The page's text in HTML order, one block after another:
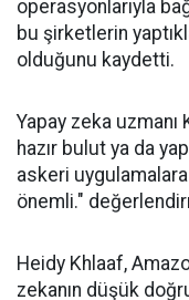
operasyonlarıyla
bu şirketlerin
olduğunu kaydetti.
Yapay zeka
hazır bulut ya da
askeri
önemli."
Heidy Khlaaf,
zekanın düşük